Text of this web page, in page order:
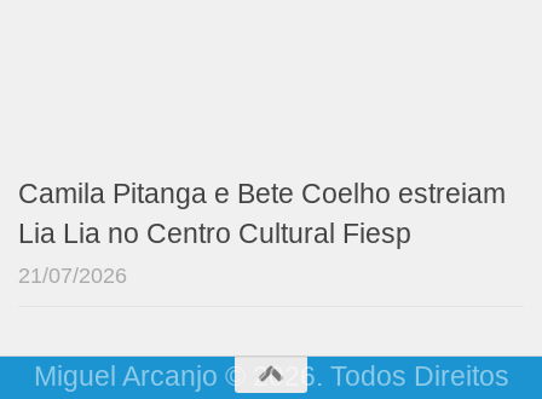
Camila Pitanga e Bete Coelho estreiam
Lia Lia no Centro Cultural Fiesp
21/07/2026
Miguel Arcanjo © 2026. Todos Direitos